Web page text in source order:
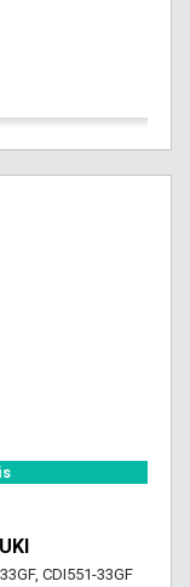
CDI551-33GF